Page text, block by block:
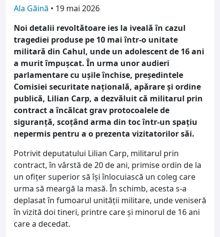
Ala Găină • 19 mai 2026
Noi detalii revoltătoare ies la iveală în cazul
tragediei produse pe 10 mai într-o unitate
militară din Cahul, unde un adolescent de 16 ani
a murit împușcat. În urma unor audieri
parlamentare cu ușile închise, președintele
Comisiei securitate națională, apărare și ordine
publică, Lilian Carp, a dezvăluit că militarul prin
contract a încălcat grav protocoalele de
siguranță, scoțând arma din toc într-un spațiu
nepermis pentru a o prezenta vizitatorilor săi.
Potrivit deputatului Lilian Carp, militarul prin
contract, în vârstă de 20 de ani, primise ordin de la
un ofițer superior să își înlocuiască un coleg care
urma să meargă la masă. În schimb, acesta s-a
deplasat în fumoarul unității militare, unde veniseră
în vizită doi tineri, printre care și minorul de 16 ani
care a decedat.